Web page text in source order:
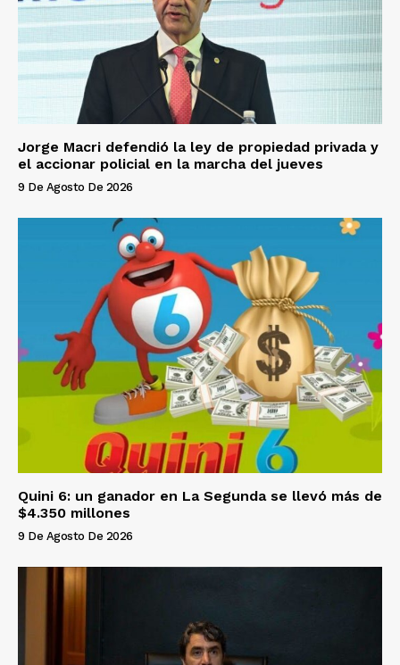
Jorge Macri defendió la ley de propiedad privada y
el accionar policial en la marcha del jueves
9 De Agosto De 2026
Quini 6: un ganador en La Segunda se llevó más de
$4.350 millones
9 De Agosto De 2026